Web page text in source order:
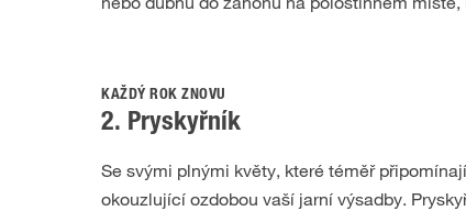
KAŽDÝ ROK ZNOVU
2. Pryskyřník
Se svými plnými květy, které téměř
okouzlující ozdobou vaší jarní výsadby.